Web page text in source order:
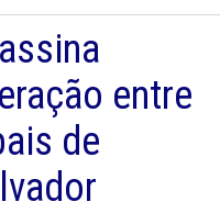
entre
de